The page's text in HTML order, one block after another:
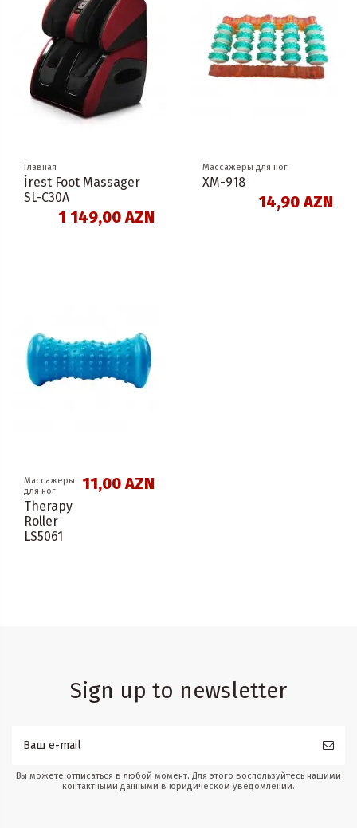
Главная
İrest Foot Massager
SL-C30A
1 149,00 AZN
Массажеры для ног
XM-918
14,90 AZN
Массажеры
для ног
Therapy
Roller
LS5061
11,00 AZN
Sign up to newsletter
Вы можете отписаться в любой момент. Для этого воспользуйтесь нашими
контактными данными в юридическом уведомлении.